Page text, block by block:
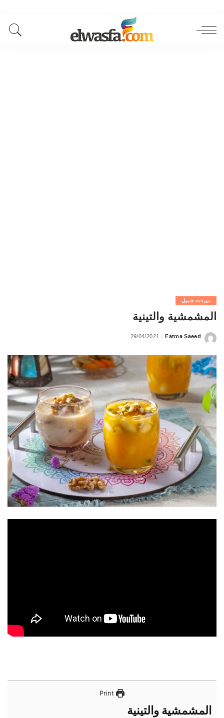
ميرفت جميل
المشمشية والتينية
Posted
Fatma Saeed
29/04/2021
Print
المشمشية والتينية